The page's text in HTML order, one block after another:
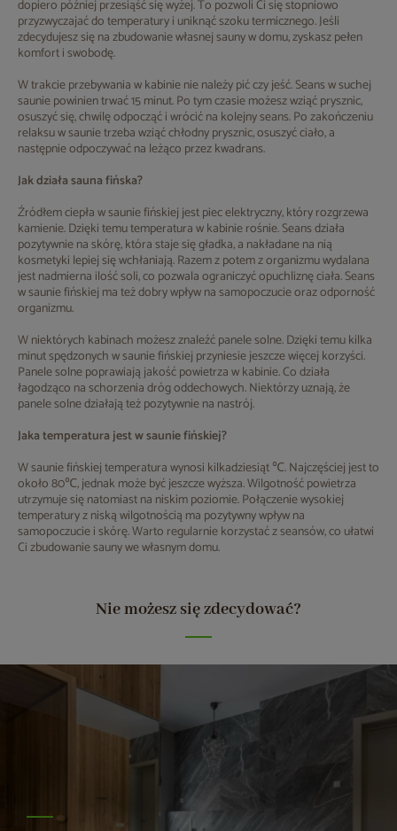
dopiero później przesiąść się wyżej. To pozwoli Ci się stopniowo
przyzwyczajać do temperatury i uniknąć szoku termicznego. Jeśli
zdecydujesz się na zbudowanie własnej sauny w domu, zyskasz pełen
komfort i swobodę.
W trakcie przebywania w kabinie nie należy pić czy jeść. Seans w suchej
saunie powinien trwać 15 minut. Po tym czasie możesz wziąć prysznic,
osuszyć się, chwilę odpocząć i wrócić na kolejny seans. Po zakończeniu
relaksu w saunie trzeba wziąć chłodny prysznic, osuszyć ciało, a
następnie odpoczywać na leżąco przez kwadrans.
Jak działa sauna fińska?
Źródłem ciepła w saunie fińskiej jest piec elektryczny, który rozgrzewa
kamienie. Dzięki temu temperatura w kabinie rośnie. Seans działa
pozytywnie na skórę, która staje się gładka, a nakładane na nią
kosmetyki lepiej się wchłaniają. Razem z potem z organizmu wydalana
jest nadmierna ilość soli, co pozwala ograniczyć opuchliznę ciała. Seans
w saunie fińskiej ma też dobry wpływ na samopoczucie oraz odporność
organizmu.
W niektórych kabinach możesz znaleźć panele solne. Dzięki temu kilka
minut spędzonych w saunie fińskiej przyniesie jeszcze więcej korzyści.
Panele solne poprawiają jakość powietrza w kabinie. Co działa
łagodząco na schorzenia dróg oddechowych. Niektórzy uznają, że
panele solne działają też pozytywnie na nastrój.
Jaka temperatura jest w saunie fińskiej?
W saunie fińskiej temperatura wynosi kilkadziesiąt ℃. Najczęściej jest to
około 80℃, jednak może być jeszcze wyższa. Wilgotność powietrza
utrzymuje się natomiast na niskim poziomie. Połączenie wysokiej
temperatury z niską wilgotnością ma pozytywny wpływ na
samopoczucie i skórę. Warto regularnie korzystać z seansów, co ułatwi
Ci zbudowanie sauny we własnym domu.
Nie możesz się zdecydować?